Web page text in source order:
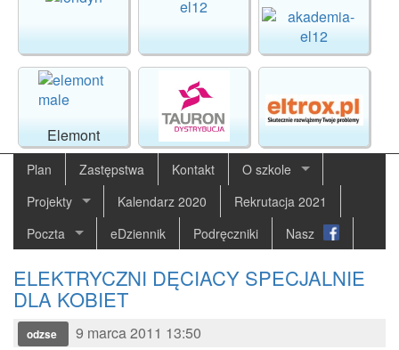
Elemont
Plan Zastępstwa Kontakt
O szkole
Projekty
Kalendarz 2020
Rekrutacja 2021
Poczta
eDziennik Podręczniki Nasz
ELEKTRYCZNI DĘCIACY SPECJALNIE
DLA KOBIET
odzse
9 marca 2011 13:50